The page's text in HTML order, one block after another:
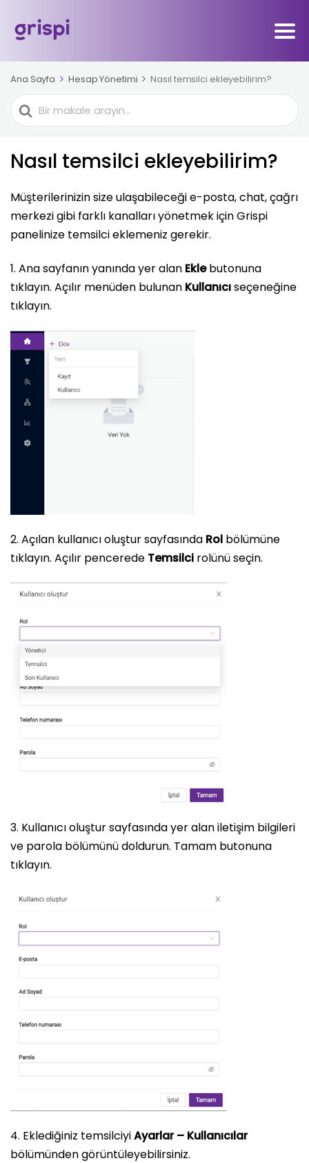
Ana Sayfa Hesap Yönetimi Nasıl temsilci ekleyebilirim?
Ara
Nasıl temsilci ekleyebilirim?
Müşterilerinizin size ulaşabileceği e-posta, chat, çağrı
merkezi gibi farklı kanalları yönetmek için Grispi
panelinize temsilci eklemeniz gerekir.
1. Ana sayfanın yanında yer alan Eklebutonuna
tıklayın. Açılır menüden bulunan Kullanıcıseçeneğine
tıklayın.
2. Açılan kullanıcı oluştur sayfasında Rol bölümüne
tıklayın. Açılır pencerede Temsilci rolünü seçin.
3. Kullanıcı oluştur sayfasında yer alan iletişim bilgileri
ve parola bölümünü doldurun. Tamam butonuna
tıklayın.
4. Eklediğiniz temsilciyiAyarlar – Kullanıcılar
bölümünden görüntüleyebilirsiniz.